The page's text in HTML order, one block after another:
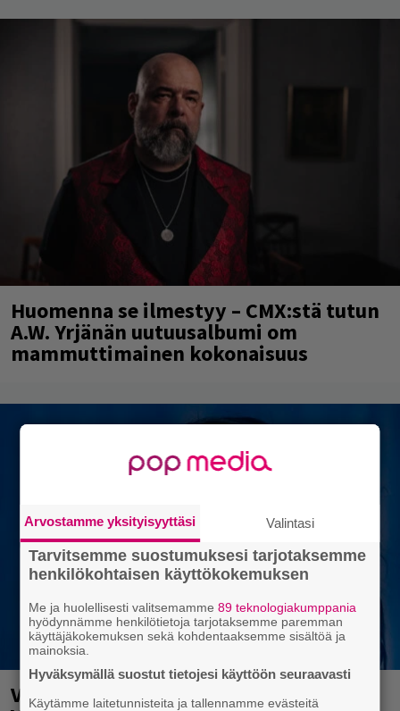
Huomenna se ilmestyy – CMX:stä tutun
A.W. Yrjänän uutuusalbumi om
mammuttimainen kokonaisuus
Valtava Yle 100 vuotta -tapahtuma
Arvostamme yksityisyyttäsi Valintasi
Tarvitsemme suostumuksesi tarjotaksemme
henkilökohtaisen käyttökokemuksen
Me ja huolellisesti valitsemamme89 teknologiakumppania
hyödynnämme henkilötietoja tarjotaksemme paremman
käyttäjäkokemuksen sekä kohdentaaksemme sisältöä ja
mainoksia.
Hyväksymällä suostut tietojesi käyttöön seuraavasti
Käytämme laitetunnisteita ja tallennamme evästeitä